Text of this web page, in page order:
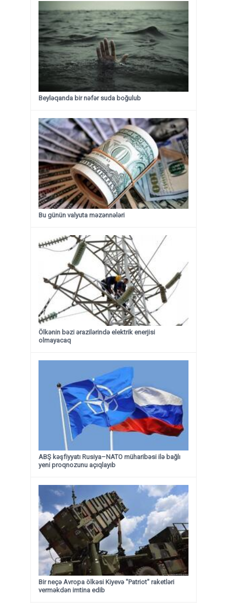
Beyləqanda bir nəfər suda boğulub
Bu günün valyuta məzənnələri
Ölkənin bəzi ərazilərində elektrik enerjisi
olmayacaq
ABŞ kəşfiyyatı Rusiya–NATO müharibəsi ilə bağlı
yeni proqnozunu açıqlayıb
Bir neçə Avropa ölkəsi Kiyevə "Patriot" raketləri
verməkdən imtina edib